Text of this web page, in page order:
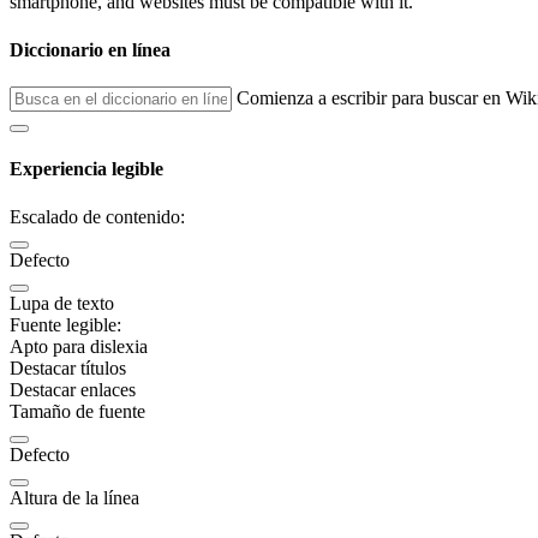
Diccionario en línea
Comienza a escribir para buscar en
Experiencia legible
Escalado de contenido:
Defecto
Lupa de texto
Fuente legible:
Apto para dislexia
Destacar títulos
Destacar enlaces
Tamaño de fuente
Defecto
Altura de la línea